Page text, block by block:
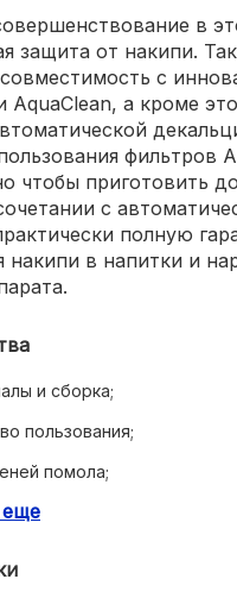
в
защита от накипи.
с
AquaClean, а кроме
фильтров
чтобы приготовить
с
полную
накипи в напитки и
и сборка;
пользования;
помола;
молочная пенка по
безотказность и
еще